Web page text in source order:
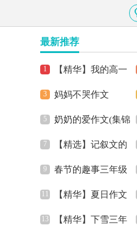
最新推荐
【精华】我的高一
作文汇编十篇
妈妈不哭作文
奶奶的爱作文(集锦
15篇)【精选】记叙文的
作文300字集锦7篇
春节的趣事三年级
作文600字合集七篇
【精华】夏日作文
500字三篇
【精华】下雪三年